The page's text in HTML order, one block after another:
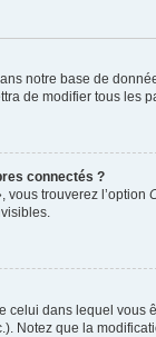
notre base de
de modifier tous les
connectés ?
vous trouverez l’option
celui dans lequel vous
Notez que la